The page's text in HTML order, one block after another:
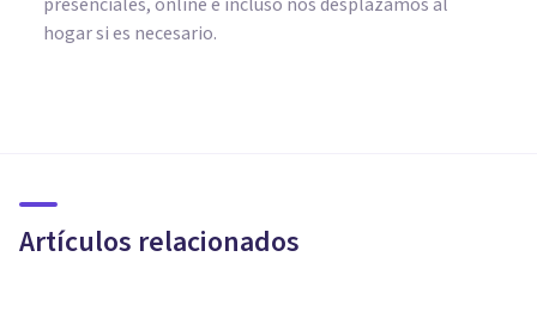
hogar si es necesario.
Artículos relacionados
atractivos